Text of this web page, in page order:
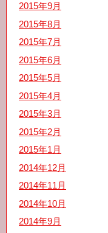
2015年9月
2015年8月
2015年7月
2015年6月
2015年5月
2015年4月
2015年3月
2015年2月
2015年1月
2014年12月
2014年11月
2014年10月
2014年9月